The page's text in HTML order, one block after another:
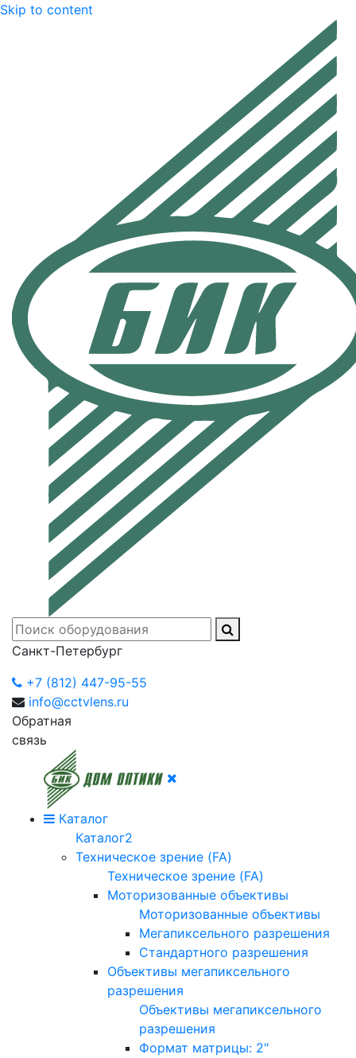
Skip to content
Санкт-Петербург
+7 (812) 447-95-55
info@cctvlens.ru
Обратная
связь
Каталог
Каталог2
Техническое зрение (FA)
Техническое зрение (FA)
Моторизованные объективы
Моторизованные объективы
Мегапиксельного разрешения
Стандартного разрешения
Объективы мегапиксельного
разрешения
Объективы мегапиксельного
разрешения
Формат матрицы: 2"